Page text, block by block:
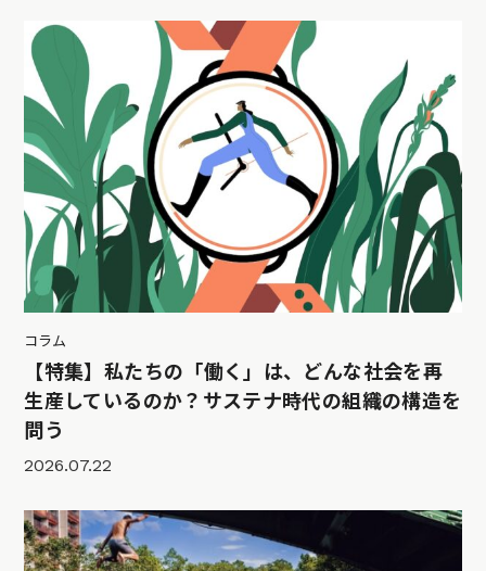
コラム
【特集】私たちの「働く」は、どんな社会を再
生産しているのか？サステナ時代の組織の構造を
問う
2026.07.22